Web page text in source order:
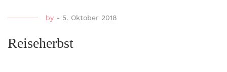
by - 5. Oktober 2018
Reiseherbst